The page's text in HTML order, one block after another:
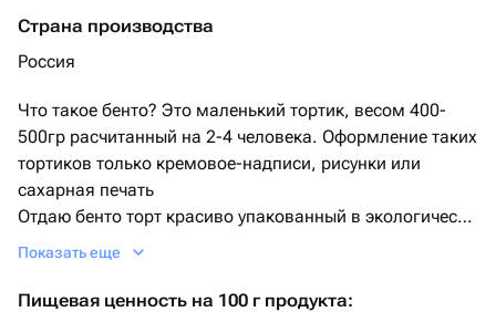
Страна производства
Россия
Что такое бенто? Это маленький тортик, весом 400-
500гр расчитанный на 2-4 человека. Оформление таких
тортиков только кремовое-надписи, рисунки или
сахарная печать
Отдаю бенто торт красиво упакованный в экологически
чистую и безопасную коробочку бокс из сахарного
прилогается, удобно будет есть даже в машине ❤
Показать еще
Пищевая ценность на 100 г продукта: